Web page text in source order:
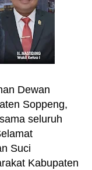
Dewan
Soppeng,
seluruh
Suci
Kabupaten